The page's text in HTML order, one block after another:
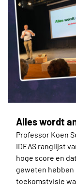
Alles wordt
Professor Koen
IDEAS ranglijst
hoge score en
geweten
toekomstvisie